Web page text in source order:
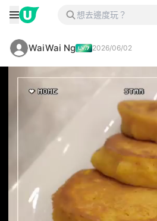
WaiWai Ng 2026/06/02